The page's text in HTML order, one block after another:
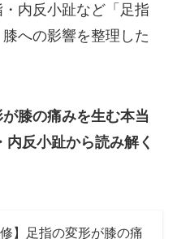
内反小趾など「足指
への影響を整理した
膝の痛みを生む本当
反小趾から読み解く
修】足指の変形が膝の痛